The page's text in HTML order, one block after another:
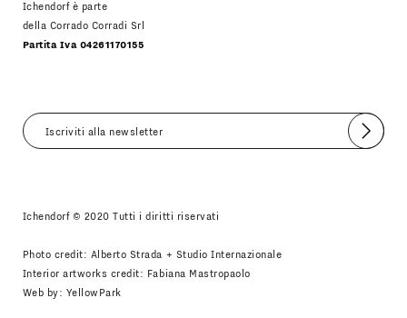
Ichendorf è parte
della Corrado Corradi Srl
Partita Iva 04261170155
Invia
Ichendorf © 2020 Tutti i diritti riservati
Photo credit: Alberto Strada + Studio Internazionale
Interior artworks credit: Fabiana Mastropaolo
Web by: YellowPark